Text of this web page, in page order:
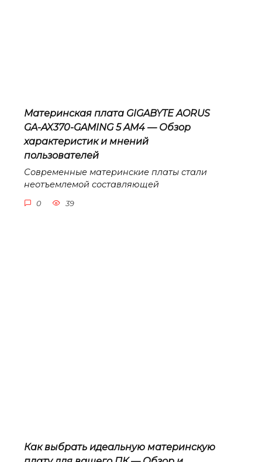
Материнская плата GIGABYTE AORUS
GA-AX370-GAMING 5 AM4 — Обзор
характеристик и мнений
пользователей
Современные материнские платы стали
неотъемлемой составляющей
0 39
Как выбрать идеальную материнскую